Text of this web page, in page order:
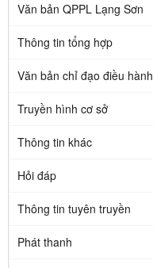
Văn bản QPPL Lạng Sơn
Thông tin tổng hợp
Văn bản chỉ đạo điều hành
Truyền hình cơ sở
Thông tin khác
Hỏi đáp
Thông tin tuyên truyền
Phát thanh